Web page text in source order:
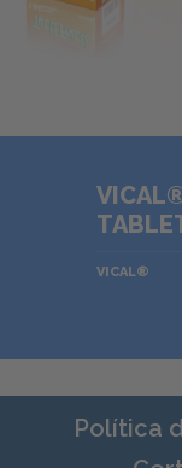
VICAL®
Política